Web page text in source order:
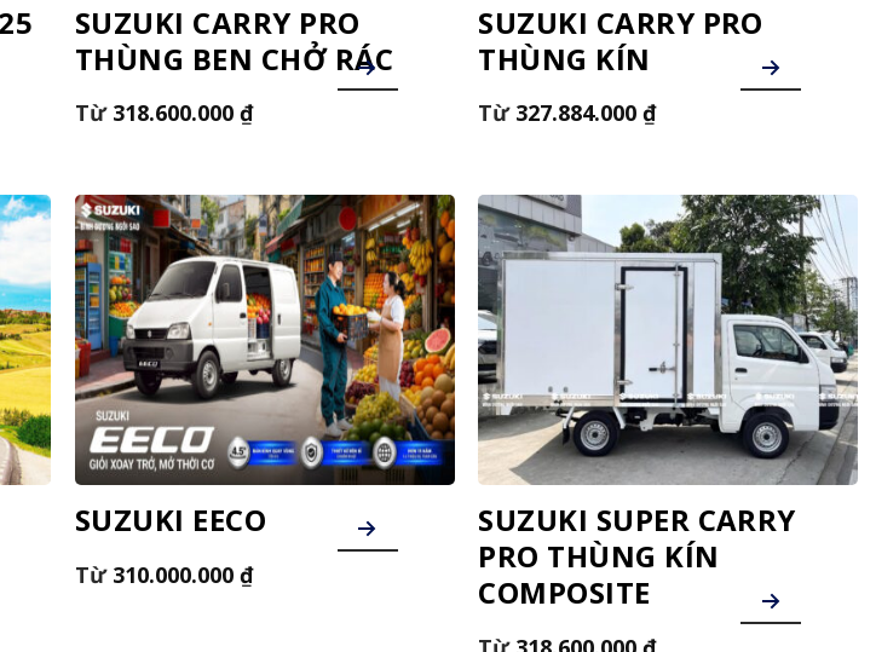
SUZUKI CARRY PRO
THÙNG BEN CHỞ RÁC
318.600.000 ₫
SUZUKI CARRY PRO
THÙNG KÍN
327.884.000₫
SUZUKI EECO
310.000.000 ₫
SUZUKI SUPER CARRY
PRO THÙNG KÍN
COMPOSITE